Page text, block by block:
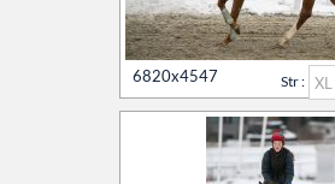
6820x4547 Str :